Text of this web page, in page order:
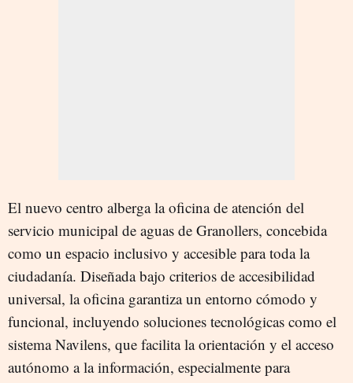
El nuevo centro alberga la oficina de atención del
servicio municipal de aguas de Granollers, concebida
como un espacio inclusivo y accesible para toda la
ciudadanía. Diseñada bajo criterios de accesibilidad
universal, la oficina garantiza un entorno cómodo y
funcional, incluyendo soluciones tecnológicas como el
sistema Navilens, que facilita la orientación y el acceso
autónomo a la información, especialmente para